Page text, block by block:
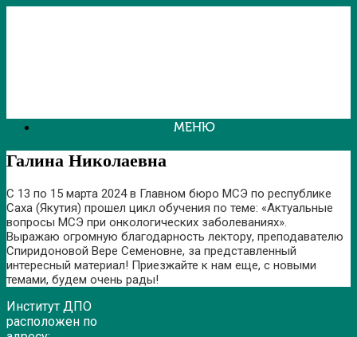
МЕНЮ
Галина Николаевна
С 13 по 15 марта 2024 в Главном бюро МСЭ по республике
Саха (Якутия) прошел цикл обучения по теме: «Актуальные
вопросы МСЭ при онкологических заболеваниях».
Выражаю огромную благодарность лектору, преподавателю
Спиридоновой Вере Семеновне, за представленный
интересный материал! Приезжайте к нам еще, с новыми
темами, будем очень рады!
Институт ДПО
расположен по